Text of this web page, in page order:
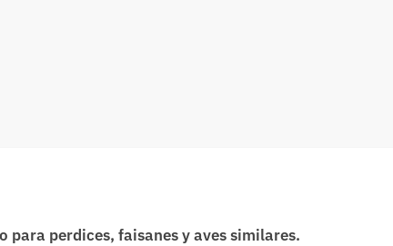
perdices, faisanes y aves similares.